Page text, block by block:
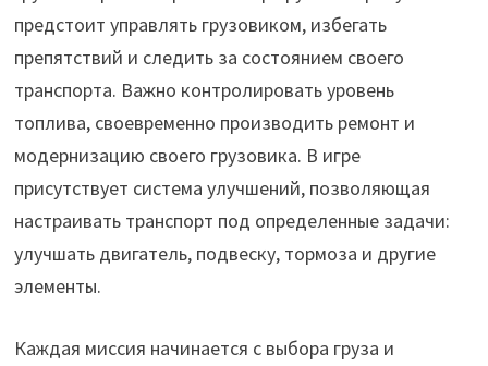
предстоит управлять грузовиком, избегать
препятствий и следить за состоянием своего
транспорта. Важно контролировать уровень
топлива, своевременно производить ремонт и
модернизацию своего грузовика. В игре
присутствует система улучшений, позволяющая
настраивать транспорт под определенные задачи:
улучшать двигатель, подвеску, тормоза и другие
элементы.
Каждая миссия начинается с выбора груза и